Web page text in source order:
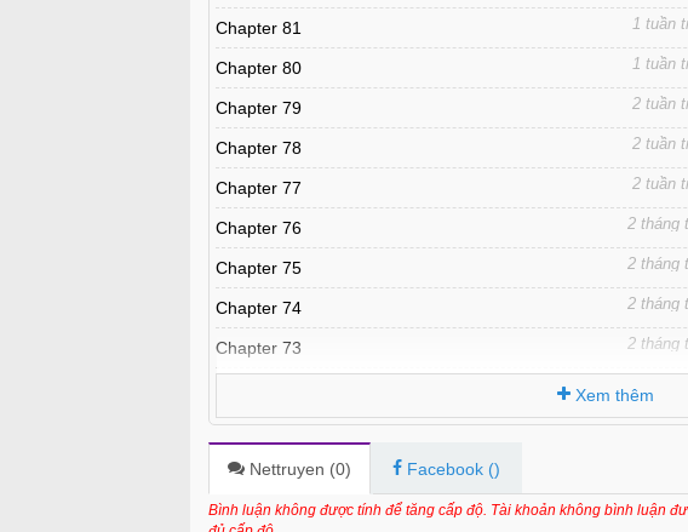
Chapter 81 1 tuần
Chapter 80 1 tuần
Chapter 79 2 tuần
Chapter 78 2 tuần
Chapter 77 2 tuần
Chapter 76 2 tháng
Chapter 75 2 tháng
Chapter 74 2 tháng
Chapter 73 2 tháng
Chapter 71 2 tháng
Chapter 70
Chapter 69 2 tháng
Xem thêm
Nettruyen (0) Facebook ()
Bình luận không được tính để tăng cấp độ. Tài khoản không bình luận